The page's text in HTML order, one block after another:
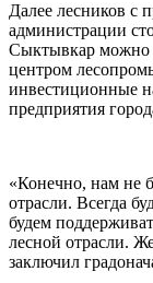
Далее лесников с
администрации
Сыктывкар можно
центром
инвестиционные
предприятия
«Конечно, нам не
отрасли. Всегда
будем
лесной отрасли.
заключил